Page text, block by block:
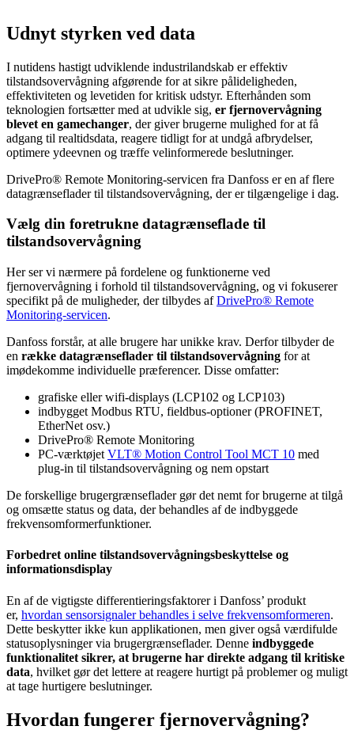
Udnyt styrken ved data
I nutidens hastigt udviklende industrilandskab er effektiv
tilstandsovervågning afgørende for at sikre pålideligheden,
effektiviteten og levetiden for kritisk udstyr. Efterhånden som
teknologien fortsætter med at udvikle sig, er fjernovervågning
blevet en gamechanger, der giver brugerne mulighed for at få
adgang til realtidsdata, reagere tidligt for at undgå afbrydelser,
optimere ydeevnen og træffe velinformerede beslutninger.
DrivePro® Remote Monitoring-servicen fra Danfoss er en af flere
datagrænseflader til tilstandsovervågning, der er tilgængelige i dag.
Vælg din foretrukne datagrænseflade til
tilstandsovervågning
Her ser vi nærmere på fordelene og funktionerne ved
fjernovervågning i forhold til tilstandsovervågning, og vi fokuserer
specifikt på de muligheder, der tilbydes afDrivePro® Remote
Monitoring-servicen.
Danfoss forstår, at alle brugere har unikke krav. Derfor tilbyder de
en række datagrænseflader til tilstandsovervågning for at
imødekomme individuelle præferencer. Disse omfatter:
grafiske eller wifi-displays (LCP102 og LCP103)
indbygget Modbus RTU, fieldbus-optioner (PROFINET,
EtherNet osv.)
DrivePro® Remote Monitoring
PC-værktøjet VLT® Motion Control Tool MCT 10 med
plug-in til tilstandsovervågning og nem opstart
De forskellige brugergrænseflader gør det nemt for brugerne at tilgå
og omsætte status og data, der behandles af de indbyggede
frekvensomformerfunktioner.
Forbedret online tilstandsovervågningsbeskyttelse og
informationsdisplay
En af de vigtigste differentieringsfaktorer i Danfoss’ produkt
er, hvordan sensorsignaler behandles i selve frekvensomformeren.
Dette beskytter ikke kun applikationen, men giver også værdifulde
statusoplysninger via brugergrænseflader. Denne indbyggede
funktionalitet sikrer, at brugerne har direkte adgang til kritiske
data, hvilket gør det lettere at reagere hurtigt på problemer og muligt
at tage hurtigere beslutninger.
Hvordan fungerer fjernovervågning?